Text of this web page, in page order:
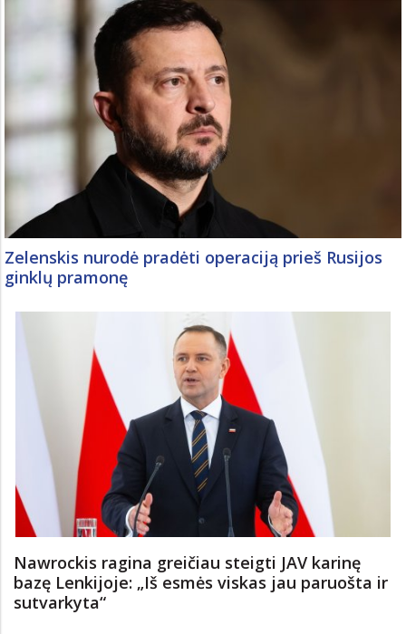
Zelenskis nurodė pradėti operaciją prieš Rusijos
ginklų pramonę
Nawrockis ragina greičiau steigti JAV karinę
bazę Lenkijoje: „Iš esmės viskas jau paruošta ir
sutvarkyta“